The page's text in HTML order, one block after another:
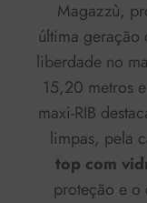
Magazzù,
última
liberdade no
15,20 metros
maxi-RIB
limpas, pela
top com
proteção e o